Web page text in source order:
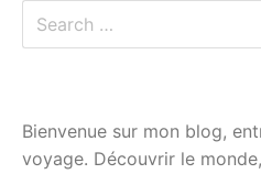
Search
Bienvenue sur mon blog,
voyage. Découvrir le